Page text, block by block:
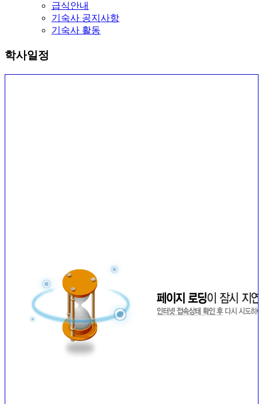
급식안내
기숙사 공지사항
기숙사 활동
학사일정